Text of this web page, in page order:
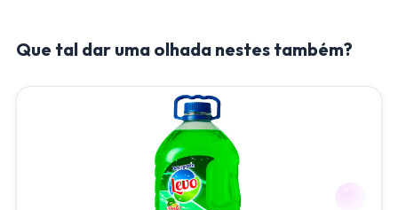
Que tal dar uma olhada nestes também?